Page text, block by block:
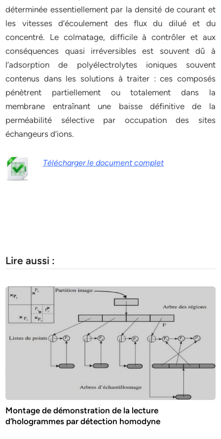
déterminée essentiellement par la densité de courant et
les vitesses d’écoulement des flux du dilué et du
concentré. Le colmatage, difficile à contrôler et aux
conséquences quasi irréversibles est souvent dû à
l’adsorption de polyélectrolytes ioniques souvent
contenus dans les solutions à traiter : ces composés
pénètrent partiellement ou totalement dans la
membrane entraînant une baisse définitive de la
perméabilité sélective par occupation des sites
échangeurs d’ions.
Télécharger le document complet
Lire aussi :
Montage de démonstration de la lecture
d’hologrammes par détection homodyne